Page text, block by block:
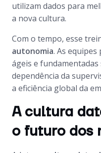
utilizam dados para
a nova cultura.
Com o tempo, esse
autonomia. As equipes
ágeis e
dependência da
a eficiência global da
A cultura
o futuro dos